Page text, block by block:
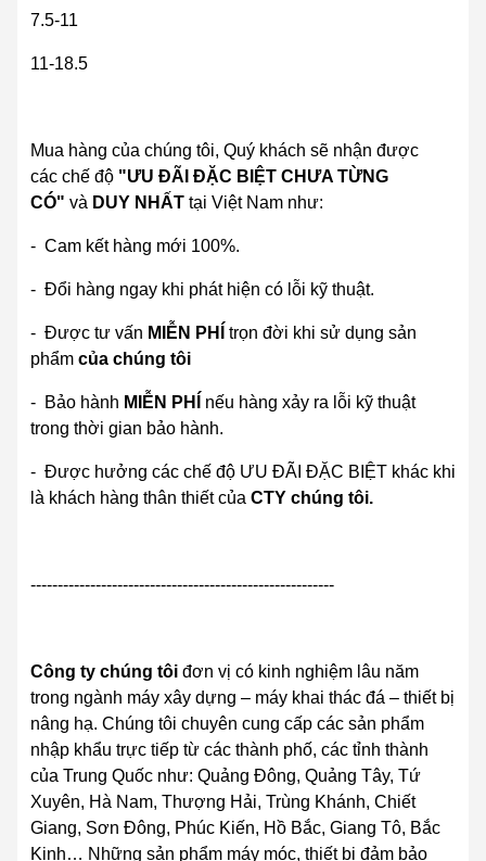
7.5-11
11-18.5
Mua hàng của chúng tôi, Quý khách sẽ nhận được
các chế độ "ƯU ĐÃI ĐẶC BIỆT CHƯA TỪNG
CÓ" và DUY NHẤT tại Việt Nam như:
- Cam kết hàng mới 100%.
- Đổi hàng ngay khi phát hiện có lỗi kỹ thuật.
- Được tư vấn MIỄN PHÍ
trọn đời khi sử dụng sản
phẩm của chúng tôi
- Bảo hành MIỄN PHÍ
nếu hàng xảy ra lỗi kỹ thuật
trong thời gian bảo hành.
- Được hưởng các chế độ ƯU ĐÃI ĐẶC BIỆT khác khi
là khách hàng thân thiết của CTY chúng tôi.
--------------------------------------------------------
Công ty chúng tôi đơn vị có kinh nghiệm lâu năm
trong ngành máy xây dựng – máy khai thác đá – thiết bị
nâng hạ. Chúng tôi chuyên cung cấp các sản phẩm
nhập khẩu trực tiếp từ các thành phố, các tỉnh thành
của Trung Quốc như: Quảng Đông, Quảng Tây, Tứ
Xuyên, Hà Nam, Thượng Hải, Trùng Khánh, Chiết
Giang, Sơn Đông, Phúc Kiến, Hồ Bắc, Giang Tô, Bắc
Kinh… Những sản phẩm máy móc, thiết bị đảm bảo